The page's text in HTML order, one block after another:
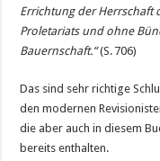
Errichtung der Herrschaft
Proletariats und ohne
Bauernschaft.“(S. 706)
Das sind sehr richtige
den modernen
die aber auch in diesem
bereits enthalten.